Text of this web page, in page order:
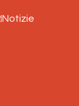
Notizie